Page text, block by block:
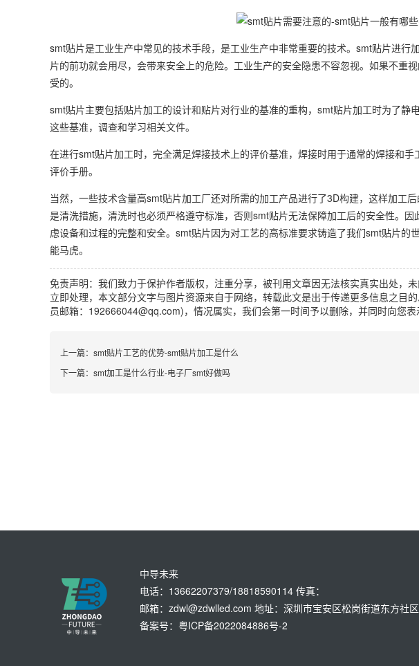
smt贴片是工业生产中常见的技术手段，是工业生产中非常重要的技术。smt贴片进
片的前功就会用尽，会带来安全上的危险。工业生产的安全隐患不容忽视。如果不重
受的。
smt贴片主要包括贴片加工的设计和贴片对行业的基准的重构，smt贴片加工时为了
这些基准，调查和学习相关文件。
在进行smt贴片加工时，完全满足焊接技术上的评价基准，焊接时用于通常的焊接和
评价手册。
当然，一些技术含量高smt贴片加工厂还对所需的加工产品进行了3D构建，这样加工
是清洗措施，清洗时也必须严格遵守标准，否则smt贴片无法保障加工后的安全性。
虑设备和过程的完整和安全。smt贴片因为对工艺的高标准要求铸造了我们smt贴片
能马虎。
免责声明：我们致力于保护作者版权，注重分享，被刊用文章因无法核实真实出处，
立即处理，本文部分文字与图片资源来自于网络，转载此文是出于传递更多信息之目
员邮箱：192666044@qq.com)，情况属实，我们会第一时间予以删除，并同时向您
上一篇： smt贴片工艺的优势-smt贴片加工是什么
下一篇： smt加工是什么行业-电子厂smt好做吗
中导未来
电话：13662207379/18818590114 传真：
邮箱：zdwl@zdwlled.com 地址：深圳市宝安区松岗街道东方社
备案号：粤ICP备2022084886号-2